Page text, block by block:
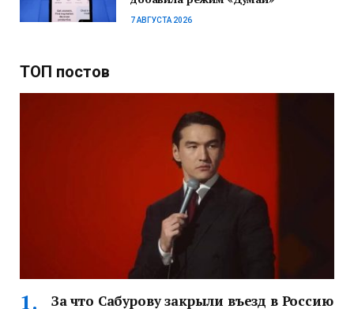
7 АВГУСТА 2026
ТОП постов
За что Сабурову закрыли въезд в Россию